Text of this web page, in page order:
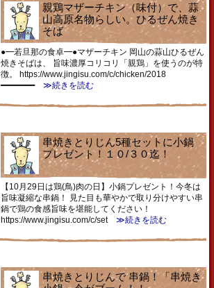
親鶏マザーチキン（味付）で、蒜
山高原名物らしい。ひるぜん焼き
そば
●━若旦那の食卓━●マザーチキン 岡山の蒜山ひるぜん
焼きそばは、 旨味濃厚コリコリ「親鶏」を使うのが特
徴。 https://www.jingisu.com/c/chicken/2018
━━━━━━━≫続きを読む
串焼きとりじん5種セットに小鍋
プレゼント！１０/３０迄！
【10月29日は鶏(鳥)肉の日】小鍋プレゼント！今冬は
旨味凝縮な串鍋！ 見た目も華やかで取り分けやすい串
鍋で鶏の食感旨味を堪能してください！
https://www.jingisu.com/c/set≫続きを読む
串焼きとりじんで 串鍋！「串焼き